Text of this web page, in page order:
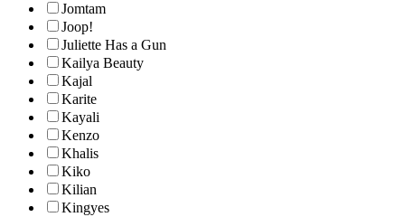
Jomtam
Joop!
Juliette Has a Gun
Kailya Beauty
Kajal
Karite
Kayali
Kenzo
Khalis
Kiko
Kilian
Kingyes